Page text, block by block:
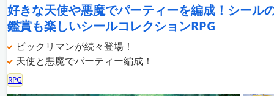
好きな天使や悪魔でパーティーを編成！シール
鑑賞も楽しいシールコレクションRPG
ビックリマンが続々登場！
天使と悪魔でパーティー編成！
RPG